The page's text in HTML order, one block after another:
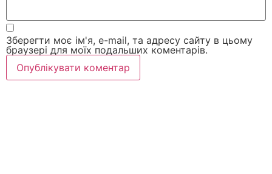
Зберегти моє ім'я, e-mail, та адресу сайту в цьому
браузері для моїх подальших коментарів.